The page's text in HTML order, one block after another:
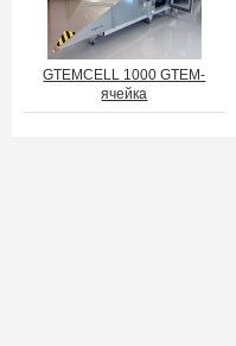
GTEMCELL 1000 GTEM-
ячейка